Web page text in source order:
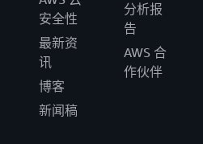
安全性
最新资
讯
博客
新闻稿
分析报
告
AWS 合
作伙伴